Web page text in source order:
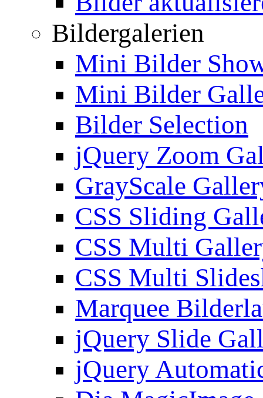
Bildergalerien
Mini Bilder
Mini Bilder
Bilder Selection
jQuery Zoom
GrayScale
CSS Sliding
CSS Multi
CSS Multi
Marquee
jQuery Slide
jQuery